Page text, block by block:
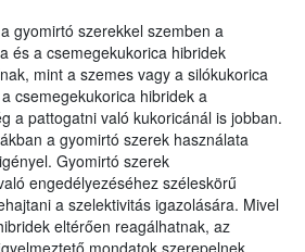
gyomirtó szerekkel szemben a
és a csemegekukorica hibridek
mint a szemes vagy a silókukorica
csemegekukorica hibridek a
a pattogatni való kukoricánál is jobban.
a gyomirtó szerek használata
Gyomirtó szerek
engedélyezéséhez széleskörű
a szelektivitás igazolására. Mivel
eltérően reagálhatnak, az